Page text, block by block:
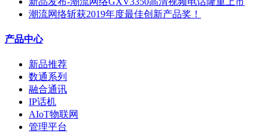
潮流网络斩获2019年度最佳创新产品奖！
产品中心
新品推荐
数通系列
融合通讯
IP话机
AIoT物联网
管理平台